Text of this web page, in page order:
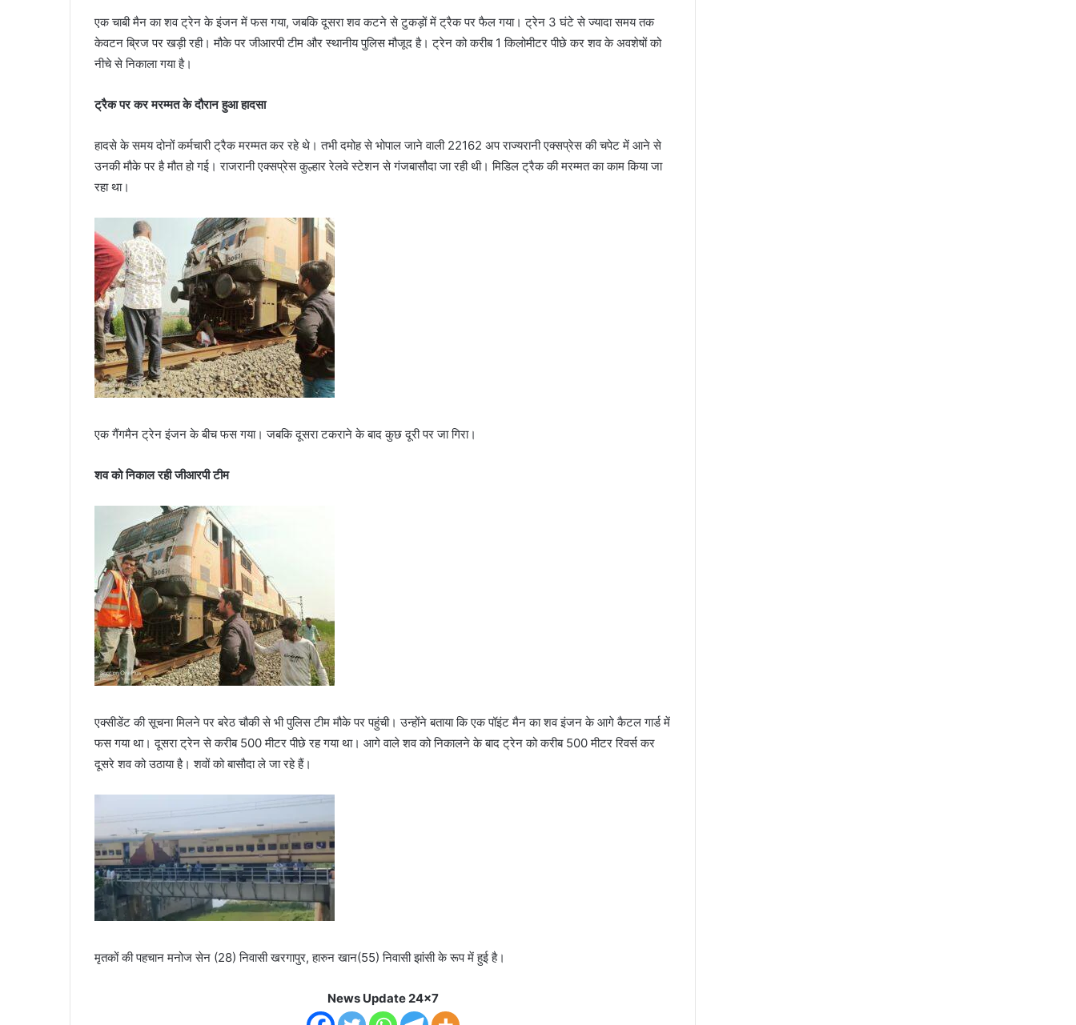
एक चाबी मैन का शव ट्रेन के इंजन में फस गया, जबकि दूसरा शव कटने से टुकड़ों में ट्रैक पर फैल गया। ट्रेन 3 घंटे से ज्यादा समय तक
केवटन ब्रिज पर खड़ी रही। मौके पर जीआरपी टीम और स्थानीय पुलिस मौजूद है। ट्रेन को करीब 1 किलोमीटर पीछे कर शव के अवशेषों को
नीचे से निकाला गया है।
ट्रैक पर कर मरम्मत के दौरान हुआ हादसा
हादसे के समय दोनों कर्मचारी ट्रैक मरम्मत कर रहे थे। तभी दमोह से भोपाल जाने वाली 22162 अप राज्यरानी एक्सप्रेस की चपेट में आने से
उनकी मौके पर है मौत हो गई। राजरानी एक्सप्रेस कुल्हार रेलवे स्टेशन से गंजबासौदा जा रही थी। मिडिल ट्रैक की मरम्मत का काम किया जा
रहा था।
एक गैंगमैन ट्रेन इंजन के बीच फस गया। जबकि दूसरा टकराने के बाद कुछ दूरी पर जा गिरा।
शव को निकाल रही जीआरपी टीम
एक्सीडेंट की सूचना मिलने पर बरेठ चौकी से भी पुलिस टीम मौके पर पहुंची। उन्होंने बताया कि एक पॉइंट मैन का शव इंजन के आगे कैटल गार्ड में
फस गया था। दूसरा ट्रेन से करीब 500 मीटर पीछे रह गया था। आगे वाले शव को निकालने के बाद ट्रेन को करीब 500 मीटर रिवर्स कर
दूसरे शव को उठाया है। शवों को बासौदा ले जा रहे हैं।
मृतकों की पहचान मनोज सेन (28) निवासी खरगापुर, हारुन खान(55) निवासी झांसी के रूप में हुई है।
News Update 24x7